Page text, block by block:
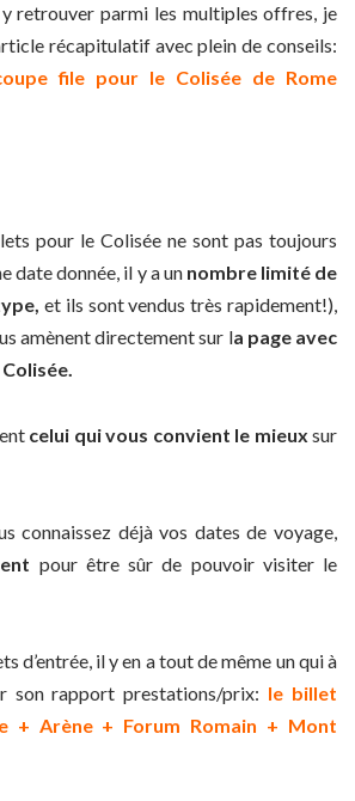
retrouver parmi les multiples offres, je
récapitulatif avec plein de conseils:
file pour le Colisée de Rome
pour le Colisée ne sont pas toujours
date donnée, il y a un nombre limité de
et ils sont vendus très rapidement!),
amènent directement sur la page avec
celui qui vous convient le mieux sur
connaissez déjà vos dates de voyage,
pour être sûr de pouvoir visiter le
d’entrée, il y en a tout de même un qui à
son rapport prestations/prix: le billet
+ Arène + Forum Romain + Mont